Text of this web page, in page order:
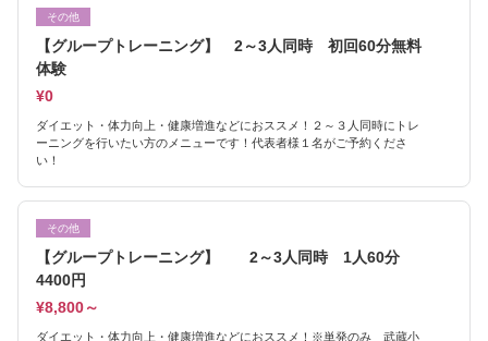
その他
【グループトレーニング】 2～3人同時 初回60分無料
体験
¥0
ダイエット・体力向上・健康増進などにおススメ！２～３人同時にトレ
ーニングを行いたい方のメニューです！代表者様１名がご予約くださ
い！
その他
【グループトレーニング】 2～3人同時 1人60分
4400円
¥8,800～
ダイエット・体力向上・健康増進などにおススメ！※単発のみ 武蔵小